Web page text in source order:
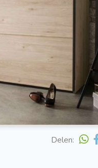
Delen: